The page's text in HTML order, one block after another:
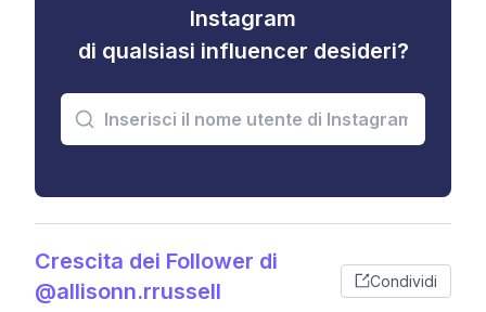
Instagram
di qualsiasi influencer desideri?
Crescita dei Follower di
@allisonn.rrussell
Condividi